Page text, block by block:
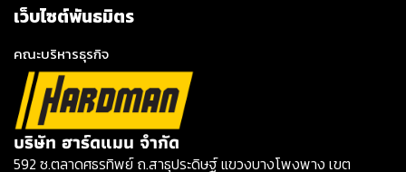
เว็บไซต์พันธมิตร
คณะบริหารธุรกิจ
บริษัท ฮาร์ดแมน จำกัด
592 ซ.ตลาดศธรทิพย์ ถ.สาธุประดิษฐ์ แขวงบางโพงพาง เขต